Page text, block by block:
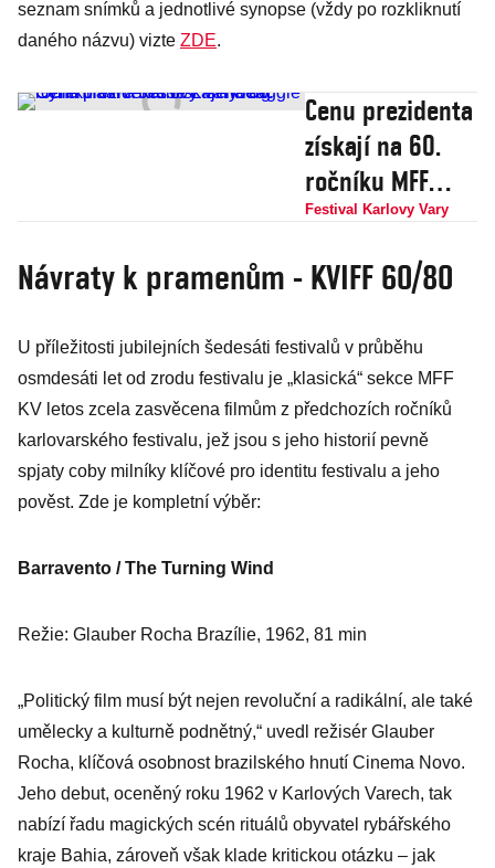
seznam snímků a jednotlivé synopse (vždy po rozkliknutí
daného názvu) vizte ZDE.
Cenu prezidenta
získají na 60.
ročníku MFF
Karlovy Vary
Gyllenhaal a
Festival Karlovy Vary
Návraty k pramenům - KVIFF 60/80
U příležitosti jubilejních šedesáti festivalů v průběhu
osmdesáti let od zrodu festivalu je „klasická“ sekce MFF
KV letos zcela zasvěcena filmům z předchozích ročníků
karlovarského festivalu, jež jsou s jeho historií pevně
spjaty coby milníky klíčové pro identitu festivalu a jeho
pověst. Zde je kompletní výběr:
Barravento / The Turning Wind
Režie: Glauber Rocha Brazílie, 1962, 81 min
„Politický film musí být nejen revoluční a radikální, ale také
umělecky a kulturně podnětný,“ uvedl režisér Glauber
Rocha, klíčová osobnost brazilského hnutí Cinema Novo.
Jeho debut, oceněný roku 1962 v Karlových Varech, tak
nabízí řadu magických scén rituálů obyvatel rybářského
kraje Bahia, zároveň však klade kritickou otázku – jak